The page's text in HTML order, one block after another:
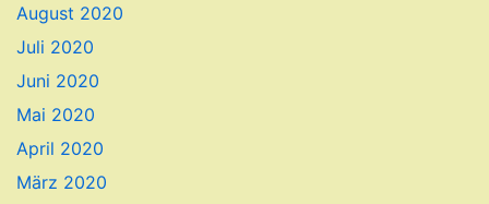
August 2020
Juli 2020
Juni 2020
Mai 2020
April 2020
März 2020